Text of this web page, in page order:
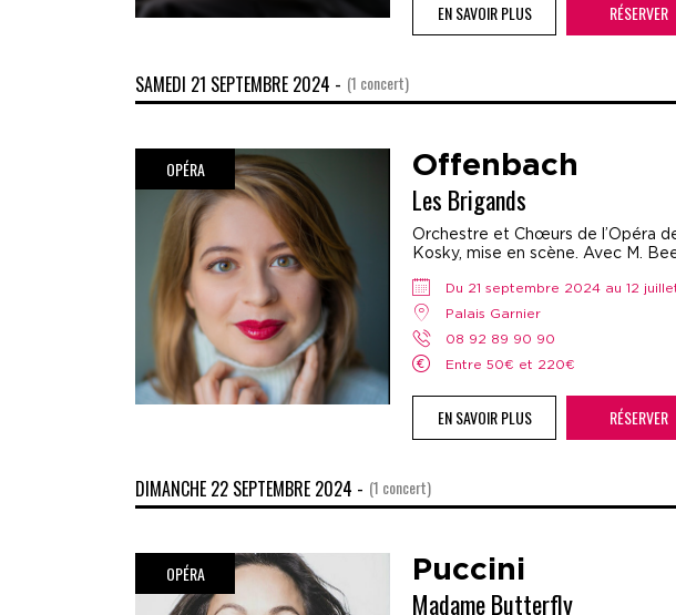
EN SAVOIR PLUS RÉSERVER
SAMEDI 21 SEPTEMBRE 2024 - (1 concert)
OPÉRA Offenbach
Les Brigands
Orchestre et Chœurs de l’Opéra
Kosky, mise en scène. Avec M.
Du 21 septembre 2024 au 12
Palais Garnier
08 92 89 90 90
Entre 50€ et 220€
EN SAVOIR PLUS RÉSERVER
DIMANCHE 22 SEPTEMBRE 2024 - (1 concert)
OPÉRA Puccini
Madame Butterfly